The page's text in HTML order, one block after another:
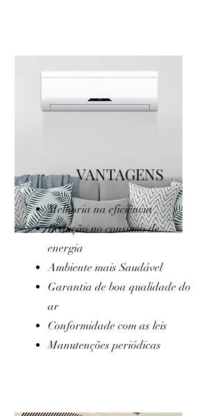
VANTAGENS
Melhoria na eficiência
Redução no consumo de
energia
Ambiente mais Saudável
Garantia de boa qualidade do
ar
Conformidade com as leis
Manutenções periódicas